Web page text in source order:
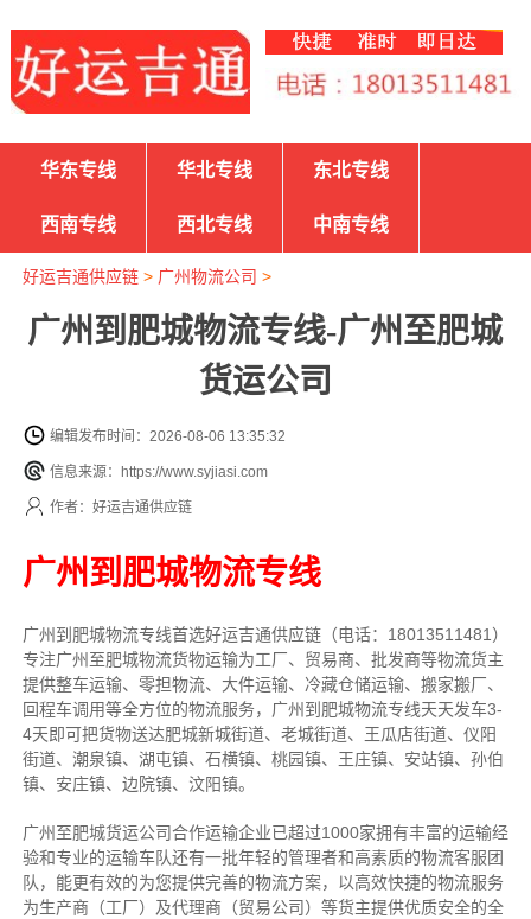
华东专线 华北专线 东北专线
西南专线 西北专线 中南专线
好运吉通供应链> 广州物流公司 >
广州到肥城物流专线-广州至肥城
货运公司
编辑发布时间：2026-08-06 13:35:32
信息来源：https://www.syjiasi.com
作者：好运吉通供应链
广州到肥城物流专线
广州到肥城物流专线首选好运吉通供应链（电话：18013511481）
专注广州至肥城物流货物运输为工厂、贸易商、批发商等物流货主
提供整车运输、零担物流、大件运输、冷藏仓储运输、搬家搬厂、
回程车调用等全方位的物流服务，广州到肥城物流专线天天发车3-
4天即可把货物送达肥城新城街道、老城街道、王瓜店街道、仪阳
街道、潮泉镇、湖屯镇、石横镇、桃园镇、王庄镇、安站镇、孙伯
镇、安庄镇、边院镇、汶阳镇。
广州至肥城货运公司合作运输企业已超过1000家拥有丰富的运输经
验和专业的运输车队还有一批年轻的管理者和高素质的物流客服团
队，能更有效的为您提供完善的物流方案，以高效快捷的物流服务
为生产商（工厂）及代理商（贸易公司）等货主提供优质安全的全